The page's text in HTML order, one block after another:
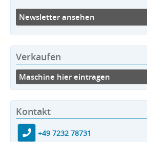
Newsletter ansehen
Verkaufen
Maschine hier eintragen
Kontakt
+49 7232 78731